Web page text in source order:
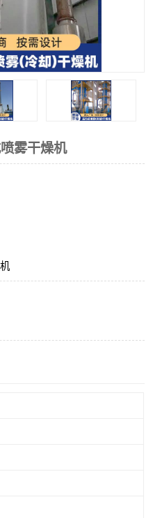
雾干燥机
盘式干燥机